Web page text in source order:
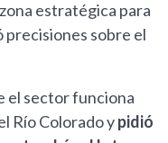
estratégica para
precisiones sobre el
el sector funciona
Río Colorado ypidió